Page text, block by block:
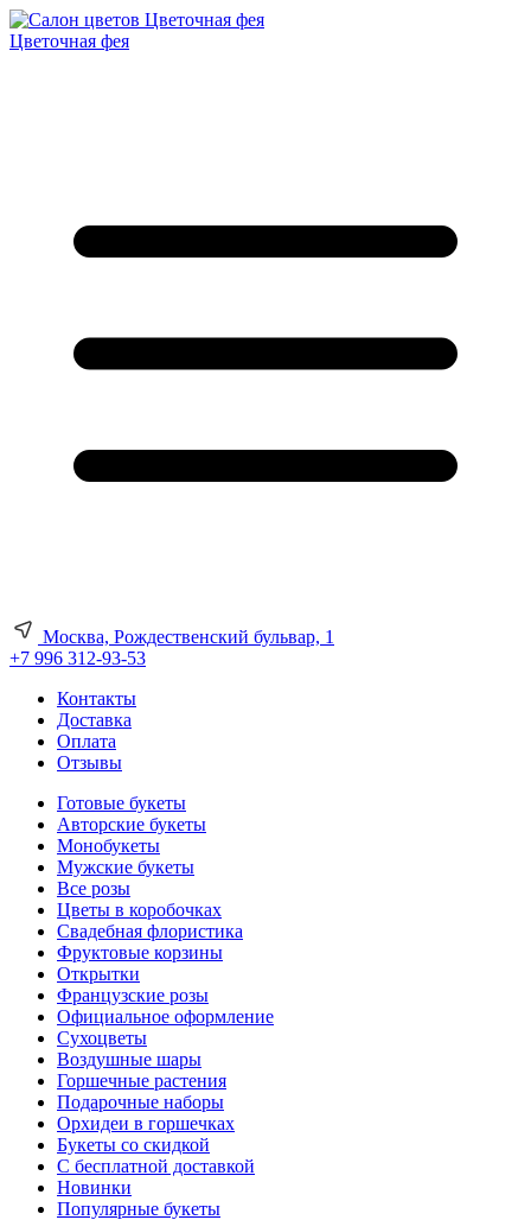
Цветочная фея
Москва, Рождественский бульвар, 1
+7 996 312-93-53
Контакты
Доставка
Оплата
Отзывы
Готовые букеты
Авторские букеты
Монобукеты
Мужские букеты
Все розы
Цветы в коробочках
Свадебная флористика
Фруктовые корзины
Открытки
Французские розы
Официальное оформление
Сухоцветы
Воздушные шары
Горшечные растения
Подарочные наборы
Орхидеи в горшечках
Букеты со скидкой
С бесплатной доставкой
Новинки
Популярные букеты